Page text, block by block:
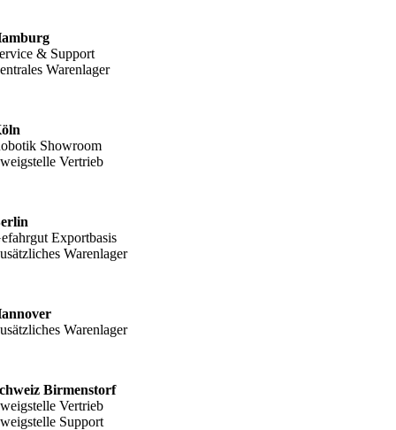
& Support
Warenlager
Showroom
Vertrieb
Exportbasis
Warenlager
Warenlager
Birmenstorf
Vertrieb
Support